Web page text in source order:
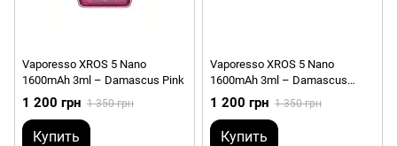
Vaporesso XROS 5 Nano
1600mAh 3ml – Damascus Pink
1 200 грн 1 350 грн
Купить
Vaporesso XROS 5 Nano
1600mAh 3ml – Damascus
Silver
1 200 грн 1 350 грн
Купить